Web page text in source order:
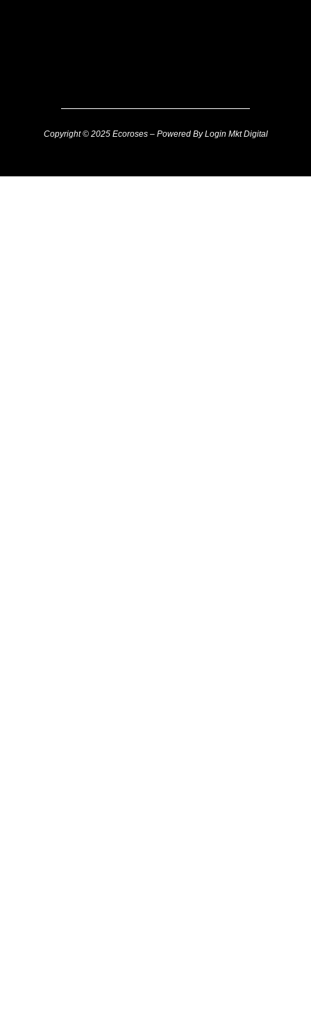
Copyright © 2025 Ecoroses – Powered By Login Mkt Digital